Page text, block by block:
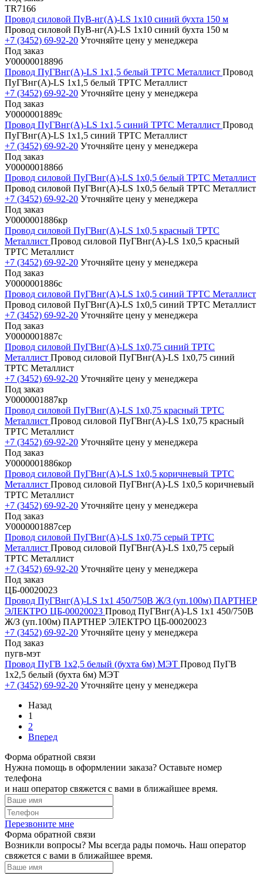
TR7166
Провод силовой ПуВ-нг(А)-LS 1х10 синий бухта 150 м
Провод силовой ПуВ-нг(А)-LS 1х10 синий бухта 150 м
+7 (3452) 69-92-20 Уточняйте цену у менеджера
Под заказ
У0000001889б
Провод ПуГВнг(А)-LS 1х1,5 белый ТРТС Металлист Провод
ПуГВнг(А)-LS 1х1,5 белый ТРТС Металлист
+7 (3452) 69-92-20 Уточняйте цену у менеджера
Под заказ
У0000001889с
Провод ПуГВнг(А)-LS 1х1,5 синий ТРТС Металлист Провод
ПуГВнг(А)-LS 1х1,5 синий ТРТС Металлист
+7 (3452) 69-92-20 Уточняйте цену у менеджера
Под заказ
У0000001886б
Провод силовой ПуГВнг(А)-LS 1х0,5 белый ТРТС Металлист
Провод силовой ПуГВнг(А)-LS 1х0,5 белый ТРТС Металлист
+7 (3452) 69-92-20 Уточняйте цену у менеджера
Под заказ
У0000001886кр
Провод силовой ПуГВнг(А)-LS 1х0,5 красный ТРТС
Металлист Провод силовой ПуГВнг(А)-LS 1х0,5 красный
ТРТС Металлист
+7 (3452) 69-92-20 Уточняйте цену у менеджера
Под заказ
У0000001886с
Провод силовой ПуГВнг(А)-LS 1х0,5 синий ТРТС Металлист
Провод силовой ПуГВнг(А)-LS 1х0,5 синий ТРТС Металлист
+7 (3452) 69-92-20 Уточняйте цену у менеджера
Под заказ
У0000001887с
Провод силовой ПуГВнг(А)-LS 1х0,75 синий ТРТС
Металлист Провод силовой ПуГВнг(А)-LS 1х0,75 синий
ТРТС Металлист
+7 (3452) 69-92-20 Уточняйте цену у менеджера
Под заказ
У0000001887кр
Провод силовой ПуГВнг(А)-LS 1х0,75 красный ТРТС
Металлист Провод силовой ПуГВнг(А)-LS 1х0,75 красный
ТРТС Металлист
+7 (3452) 69-92-20 Уточняйте цену у менеджера
Под заказ
У0000001886кор
Провод силовой ПуГВнг(А)-LS 1х0,5 коричневый ТРТС
Металлист Провод силовой ПуГВнг(А)-LS 1х0,5 коричневый
ТРТС Металлист
+7 (3452) 69-92-20 Уточняйте цену у менеджера
Под заказ
У0000001887сер
Провод силовой ПуГВнг(А)-LS 1х0,75 серый ТРТС
Металлист Провод силовой ПуГВнг(А)-LS 1х0,75 серый
ТРТС Металлист
+7 (3452) 69-92-20 Уточняйте цену у менеджера
Под заказ
ЦБ-00020023
Провод ПуГВнг(А)-LS 1х1 450/750В Ж/З (уп.100м) ПАРТНЕР
ЭЛЕКТРО ЦБ-00020023 Провод ПуГВнг(А)-LS 1х1 450/750В
Ж/З (уп.100м) ПАРТНЕР ЭЛЕКТРО ЦБ-00020023
+7 (3452) 69-92-20 Уточняйте цену у менеджера
Под заказ
пугв-мэт
Провод ПуГВ 1х2,5 белый (бухта 6м) МЭТ Провод ПуГВ
1х2,5 белый (бухта 6м) МЭТ
+7 (3452) 69-92-20 Уточняйте цену у менеджера
Назад
1
2
Вперед
Форма обратной связи
Нужна помощь в оформлении заказа? Оставьте номер
телефона
и наш оператор свяжется с вами в ближайшее время.
Перезвоните мне
Форма обратной связи
Возникли вопросы? Мы всегда рады помочь. Наш оператор
свяжется с вами в ближайшее время.